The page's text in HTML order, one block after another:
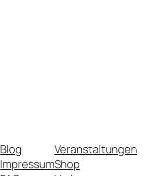
Blog
Impressum
Veranstaltungen
Shop